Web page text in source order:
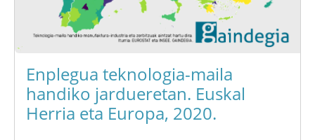
Enplegua teknologia-maila
handiko jardueretan. Euskal
Herria eta Europa, 2020.